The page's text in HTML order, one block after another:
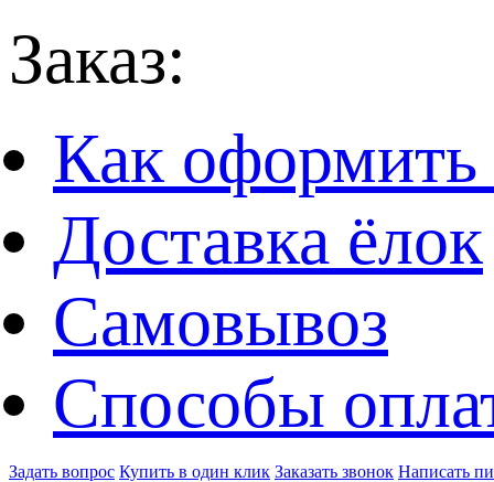
Заказ:
Как оформить
Доставка ёлок
Самовывоз
Способы
Задать вопрос Купить в один клик Заказать звонок Написать